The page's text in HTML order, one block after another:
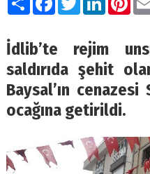
İdlib’te rejim
saldırıda şehit
Baysal’ın
ocağına getirildi.